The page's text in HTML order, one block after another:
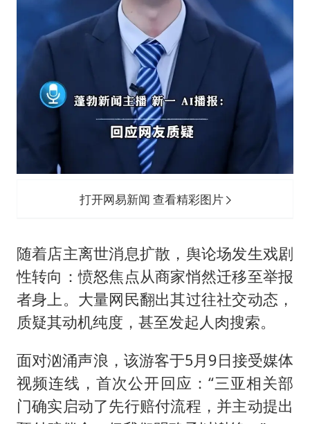
打开网易新闻 查看精彩图片
随着店主离世消息扩散，舆论场发生戏剧
性转向：愤怒焦点从商家悄然迁移至举报
者身上。大量网民翻出其过往社交动态，
质疑其动机纯度，甚至发起人肉搜索。
面对汹涌声浪，该游客于5月9日接受媒体
视频连线，首次公开回应：“三亚相关部
门确实启动了先行赔付流程，并主动提出